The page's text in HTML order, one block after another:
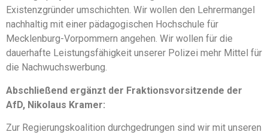
Existenzgründer umschichten. Wir wollen den Lehrermangel
nachhaltig mit einer pädagogischen Hochschule für
Mecklenburg-Vorpommern angehen. Wir wollen für die
dauerhafte Leistungsfähigkeit unserer Polizei mehr Mittel für
die Nachwuchswerbung.
Abschließend ergänzt der Fraktionsvorsitzende der
AfD, Nikolaus Kramer:
Zur Regierungskoalition durchgedrungen sind wir mit unseren